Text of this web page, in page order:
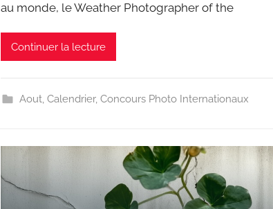
au monde, le Weather Photographer of the
Continuer la lecture
Aout,Calendrier,Concours Photo Internationaux